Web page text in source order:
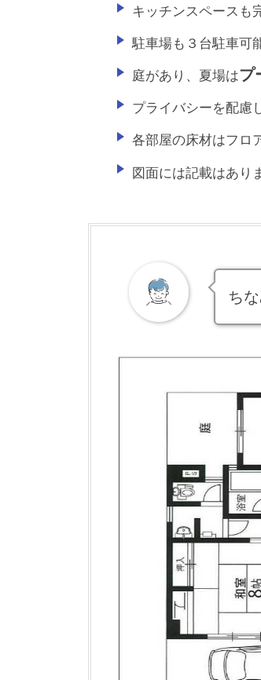
キッチンスペースも
駐車場も３台駐車可
庭があり、夏場はプ
プライバシーを配慮
各部屋の床材はフロ
図面には記載はあり
ち